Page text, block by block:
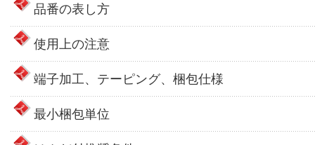
品番の表し方
使用上の注意
端子加工、テーピング、梱包仕様
最小梱包単位